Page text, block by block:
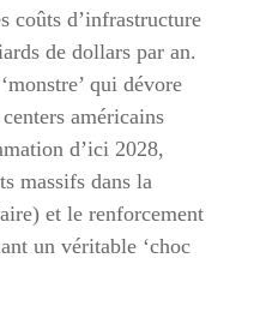
coûts d’infrastructure
de dollars par an.
qui dévore
américains
d’ici 2028,
massifs dans la
et le renforcement
un véritable ‘choc